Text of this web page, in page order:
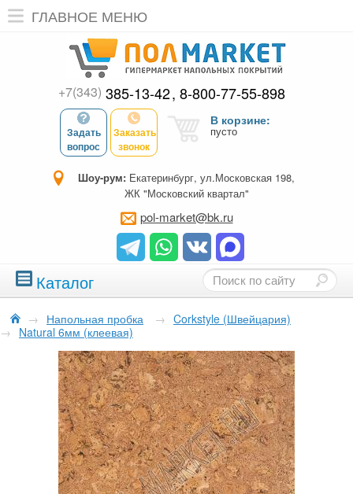
ГЛАВНОЕ МЕНЮ
+7(343) 385-13-42 8-800-77-55-898
Задать
вопрос
Заказать
звонок
В корзине:
пусто
Шоу-рум: Екатеринбург, ул.Московская 198,
ЖК "Московский квартал"
pol-market@bk.ru
Каталог
→ Напольная пробка → Corkstyle (Швейцария)
→ Natural 6мм (клеевая)